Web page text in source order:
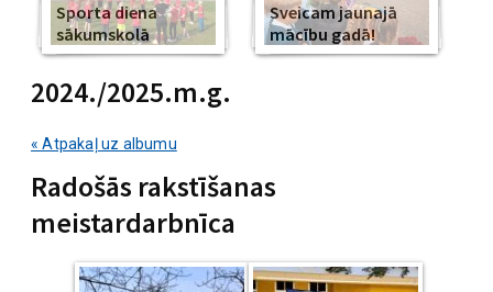
Sporta diena
sākumskolā
Sveicam jaunajā
mācību gadā!
2024./2025.m.g.
« Atpakaļ uz albumu
Radošās rakstīšanas
meistardarbnīca